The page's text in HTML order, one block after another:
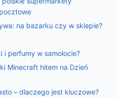
na bazarku czy w sklepie?
perfumy w samolocie?
Minecraft hitem na Dzień
– dlaczego jest kluczowe?